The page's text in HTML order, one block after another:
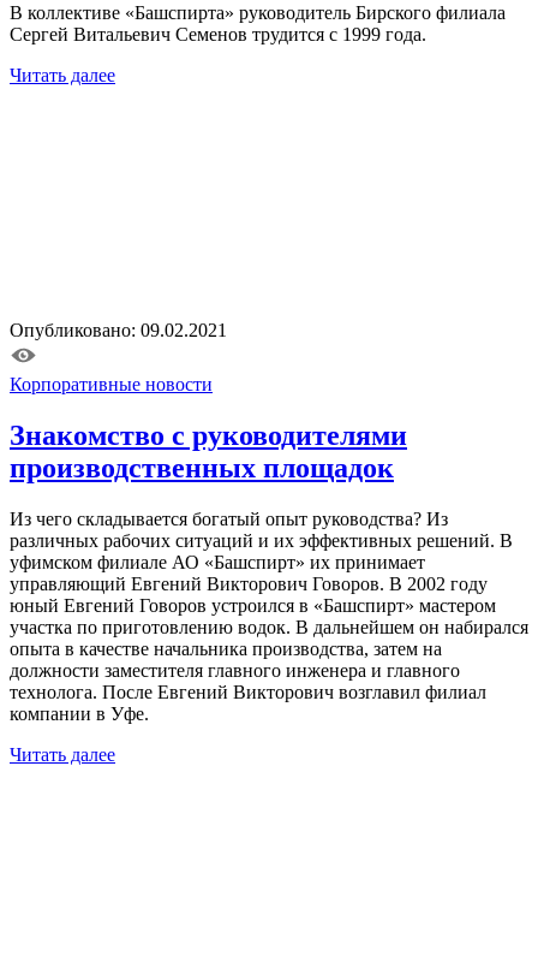
В коллективе «Башспирта» руководитель Бирского филиала
Сергей Витальевич Семенов трудится с 1999 года.
Читать далее
Опубликовано: 09.02.2021
Корпоративные новости
Знакомство с руководителями
производственных площадок
Из чего складывается богатый опыт руководства? Из
различных рабочих ситуаций и их эффективных решений. В
уфимском филиале АО «Башспирт» их принимает
управляющий Евгений Викторович Говоров. В 2002 году
юный Евгений Говоров устроился в «Башспирт» мастером
участка по приготовлению водок. В дальнейшем он набирался
опыта в качестве начальника производства, затем на
должности заместителя главного инженера и главного
технолога. После Евгений Викторович возглавил филиал
компании в Уфе.
Читать далее